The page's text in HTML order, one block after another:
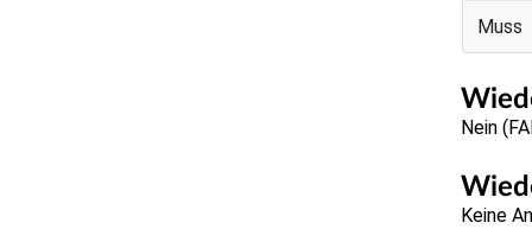
Muss
Nein
Keine